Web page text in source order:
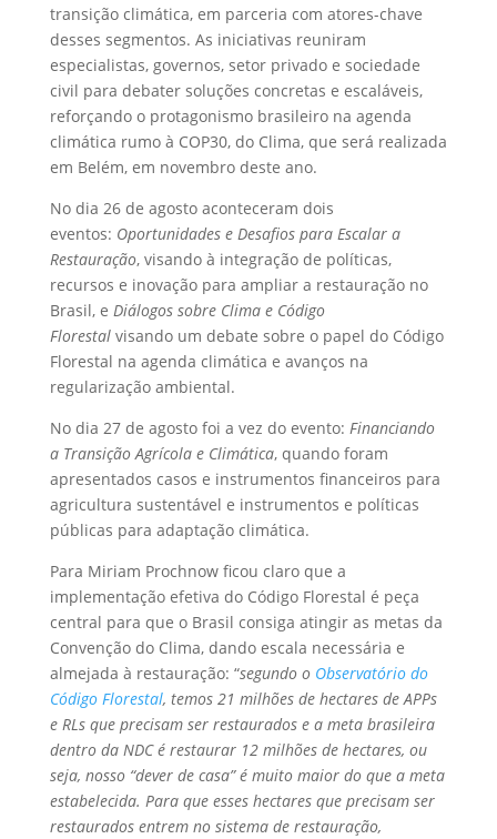
transição climática, em parceria com atores-chave
desses segmentos. As iniciativas reuniram
especialistas, governos, setor privado e sociedade
civil para debater soluções concretas e escaláveis,
reforçando o protagonismo brasileiro na agenda
climática rumo à COP30, do Clima, que será realizada
em Belém, em novembro deste ano.
No dia 26 de agosto aconteceram dois
eventos: Oportunidades e Desafios para Escalar a
Restauração, visando à integração de políticas,
recursos e inovação para ampliar a restauração no
Brasil, e Diálogos sobre Clima e Código
Florestalvisando um debate sobre o papel do Código
Florestal na agenda climática e avanços na
regularização ambiental.
No dia 27 de agosto foi a vez do evento: Financiando
a Transição Agrícola e Climática, quando foram
apresentados casos e instrumentos financeiros para
agricultura sustentável e instrumentos e políticas
públicas para adaptação climática.
Para Miriam Prochnow ficou claro que a
implementação efetiva do Código Florestal é peça
central para que o Brasil consiga atingir as metas da
Convenção do Clima, dando escala necessária e
almejada à restauração: “segundo o Observatório do
Código Florestal, temos 21 milhões de hectares de APPs
e RLs que precisam ser restaurados e a meta brasileira
dentro da NDC é restaurar 12 milhões de hectares, ou
seja, nosso “dever de casa” é muito maior do que a meta
estabelecida. Para que esses hectares que precisam ser
restaurados entrem no sistema de restauração,